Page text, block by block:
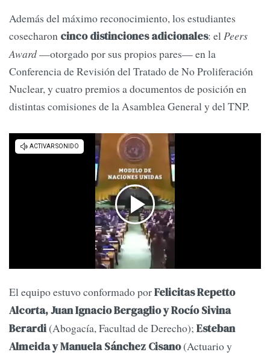
Además del máximo reconocimiento, los estudiantes
cosecharon cinco distinciones adicionales: elPeers
Award—otorgado por sus propios pares— en la
Conferencia de Revisión del Tratado de No Proliferación
Nuclear, y cuatro premios a documentos de posición en
distintas comisiones de la Asamblea General y del TNP.
El equipo estuvo conformado porFelicitas Repetto
Alcorta, Juan Ignacio Bergaglio y Rocío Sivina
Berardi(Abogacía, Facultad de Derecho); Esteban
Almeida y Manuela Sánchez Cisano(Actuario y